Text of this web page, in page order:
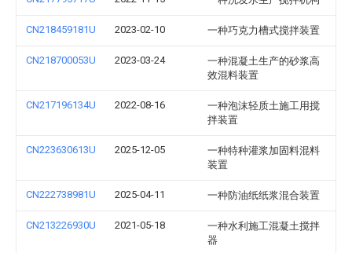
CN218459181U 2023-02-10 一种巧克力槽式搅拌装置
CN218700053U 2023-03-24
一种混凝土生产的砂浆高
效混料装置
CN217196134U 2022-08-16
一种泡沫轻质土施工用搅
拌装置
CN223630613U 2025-12-05
一种特种灌浆加固料混料
装置
CN222738981U 2025-04-11 一种防油纸纸浆混合装置
CN213226930U 2021-05-18
一种水利施工混凝土搅拌
器